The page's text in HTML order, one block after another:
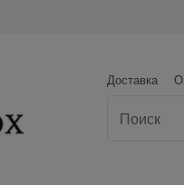
Доставка